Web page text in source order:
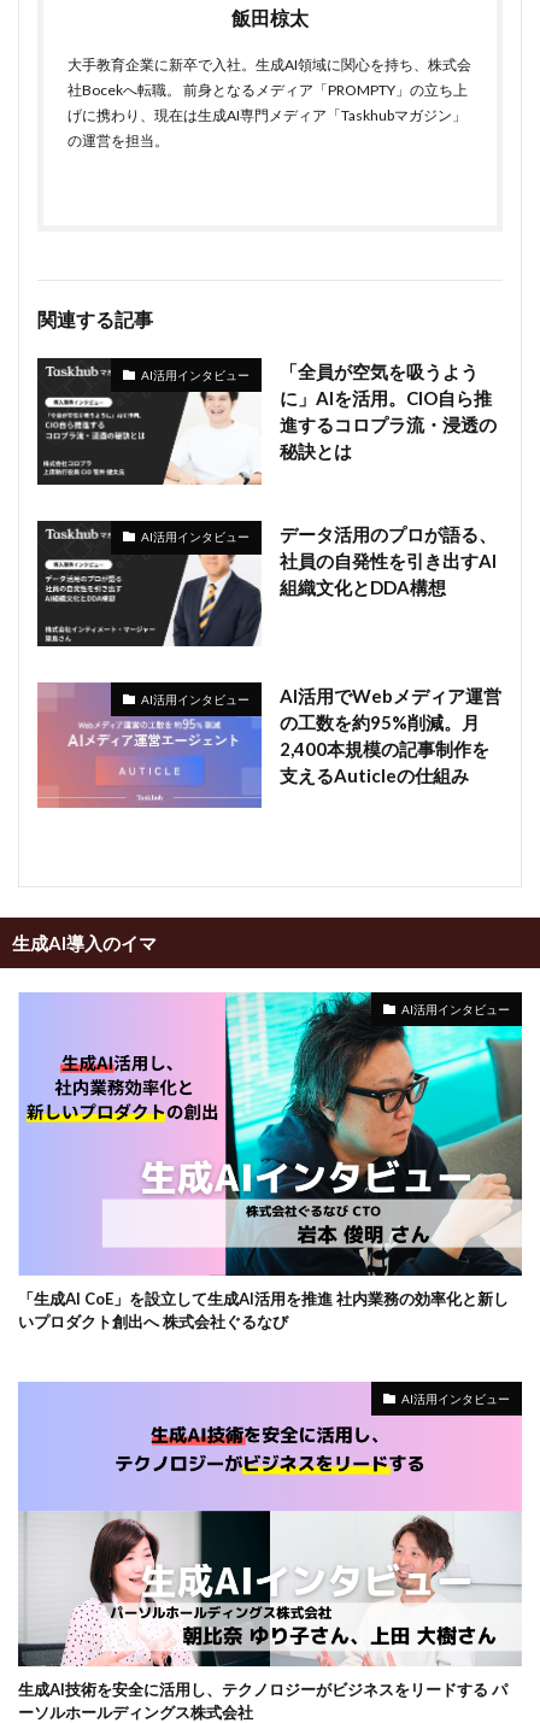
飯田椋太
大手教育企業に新卒で入社。生成AI領域に関心を持ち、株式会
社Bocekへ転職。 前身となるメディア「PROMPTY」の立ち上
げに携わり、現在は生成AI専門メディア「Taskhubマガジン」
の運営を担当。
関連する記事
AI活用インタビュー
「全員が空気を吸うよう
に」AIを活用。CIO自ら推
進するコロプラ流・浸透の
秘訣とは
AI活用インタビュー
データ活用のプロが語る、
社員の自発性を引き出すAI
組織文化とDDA構想
AI活用インタビュー
AI活用でWebメディア運営
の工数を約95%削減。月
2,400本規模の記事制作を
支えるAuticleの仕組み
生成AI導入のイマ
AI活用インタビュー
「生成AI CoE」を設立して生成AI活用を推進 社内業務の効率化と新し
いプロダクト創出へ 株式会社ぐるなび
AI活用インタビュー
生成AI技術を安全に活用し、テクノロジーがビジネスをリードする パ
ーソルホールディングス株式会社